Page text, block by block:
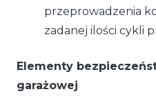
przeprowadzenia
zadanej ilości cykli
Elementy
garażowej